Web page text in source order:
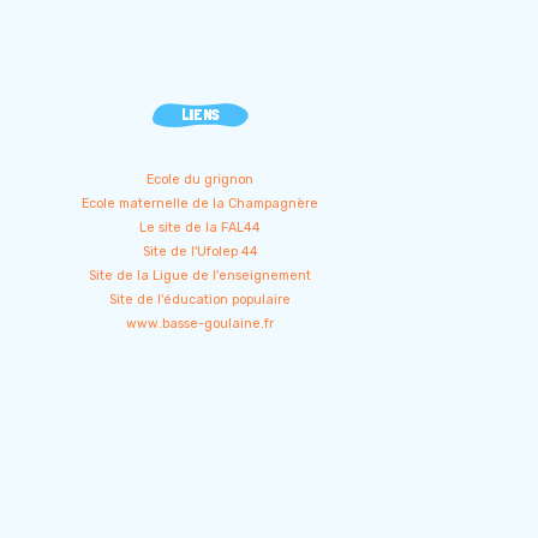
LIENS
Ecole du grignon
Ecole maternelle de la Champagnère
Le site de la FAL44
Site de l'Ufolep 44
Site de la Ligue de l'enseignement
Site de l'éducation populaire
www.basse-goulaine.fr